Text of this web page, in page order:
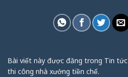
Bài viết này được đăng trong Tin tức
thi công nhà xưởng tiền chế.